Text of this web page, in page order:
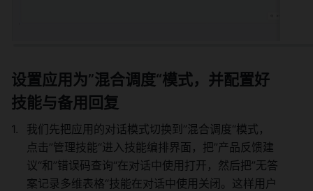
设置应用为”混合调度“模式，并配置好
技能与备用回复
我们先把应用的对话模式切换到”混合调度“模式，
点击”管理技能“进入技能编排界面，把”产品反馈建
议“和”错误码查询“在对话中使用打开，然后把”无答
案记录多维表格“技能在对话中使用关闭。这样用户